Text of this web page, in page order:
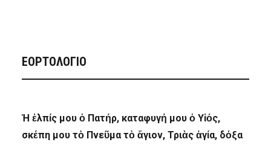
ΕΟΡΤΟΛΟΓΙΟ
Ἡ ἐλπίς μου ὁ Πατήρ, καταφυγή μου ὁ Υἱός,
σκέπη μου τὸ Πνεῦμα τὸ ἅγιον, Τριὰς ἁγία, δόξα